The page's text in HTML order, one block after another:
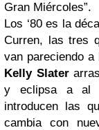
Gran Miércoles”.
Los ‘80 es la
Curren, las tres
van pareciendo
Kelly Slater
y eclipsa a al
introducen las
cambia con